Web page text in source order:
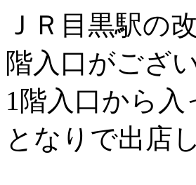
ＪＲ目黒駅の
階入口がござ
1階入口から
となりで出店